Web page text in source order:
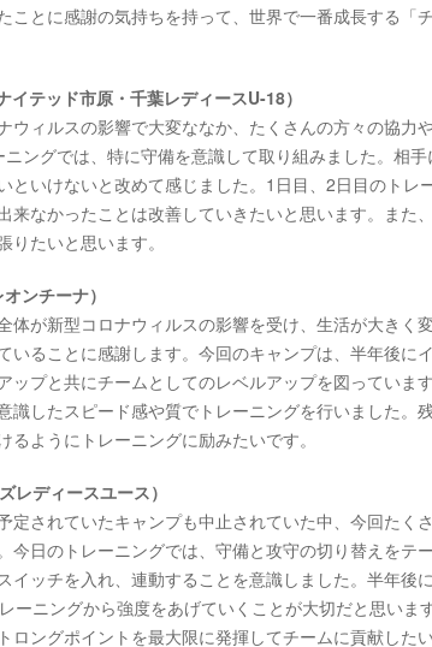
ことに感謝の気持ちを持って、世界で一番成長する「
テッド市原・千葉レディースU-18）
ウィルスの影響で大変ななか、たくさんの方々の協力
ングでは、特に守備を意識して取り組みました。相
といけないと改めて感じました。1日目、2日目のト
来なかったことは改善していきたいと思います。また
りたいと思います。
ンチーナ）
体が新型コロナウィルスの影響を受け、生活が大きく
いることに感謝します。今回のキャンプは、半年後に
ップと共にチームとしてのレベルアップを図っていま
識したスピード感や質でトレーニングを行いました。
ようにトレーニングに励みたいです。
レディースユース）
定されていたキャンプも中止されていた中、今回たく
今日のトレーニングでは、守備と攻守の切り替えをテ
イッチを入れ、連動することを意識しました。半年後
ーニングから強度をあげていくことが大切だと思い
ロングポイントを最大限に発揮してチームに貢献した